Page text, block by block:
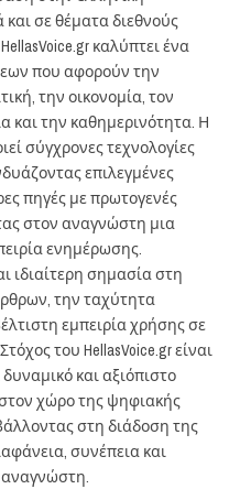
και σε θέματα διεθνούς
καλύπτει ένα
που αφορούν την
την οικονομία, τον
και την καθημερινότητα. Η
σύγχρονες τεχνολογίες
επιλεγμένες
πηγές με πρωτογενές
στον αναγνώστη μια
ενημέρωσης.
ιδιαίτερη σημασία στη
την ταχύτητα
εμπειρία χρήσης σε
του HellasVoice.gr είναι
και αξιόπιστο
χώρο της ψηφιακής
στη διάδοση της
συνέπεια και